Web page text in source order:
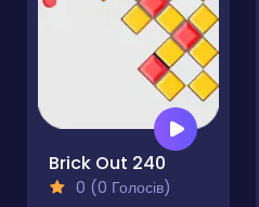
Brick Out 240
0 (0 Голосів)